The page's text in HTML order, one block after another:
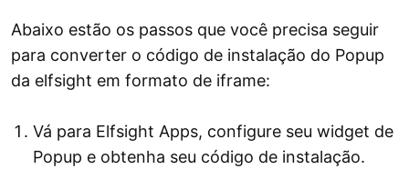
Abaixo estão os passos que você precisa seguir
para converter o código de instalação do Popup
da elfsight em formato de iframe:
Vá para Elfsight Apps, configure seu widget de
Popup e obtenha seu código de instalação.